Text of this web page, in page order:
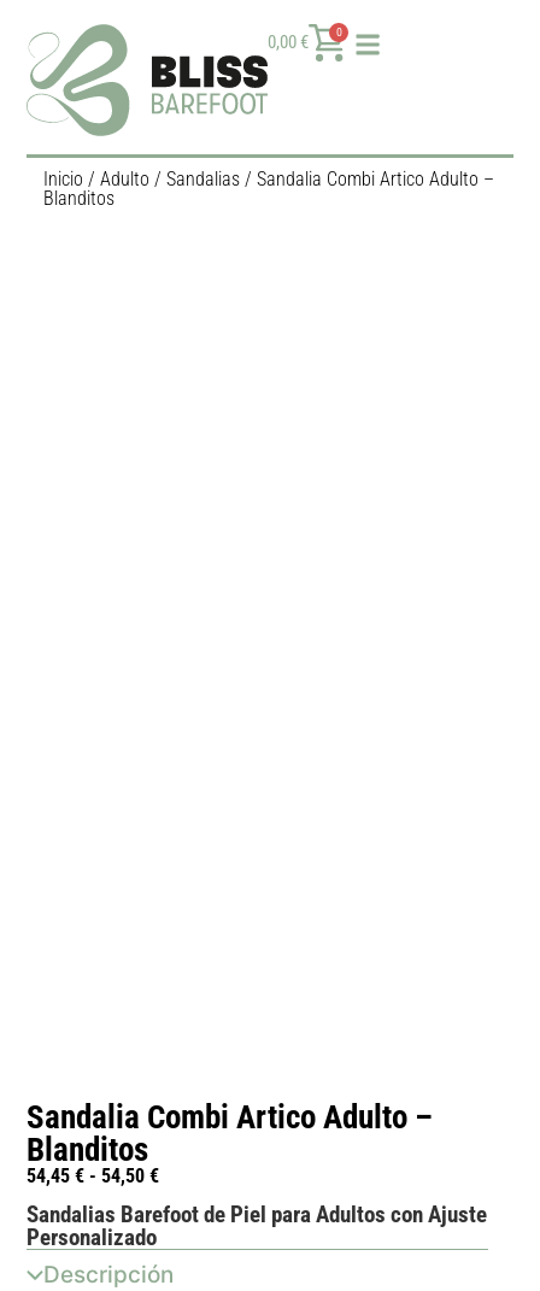
0,00€ 0
Inicio / Adulto / Sandalias/ Sandalia Combi Artico Adulto –
Blanditos
Sandalia Combi Artico Adulto –
Blanditos
54,45€ - 54,50€
Sandalias Barefoot de Piel para Adultos con Ajuste
Personalizado
Descripción